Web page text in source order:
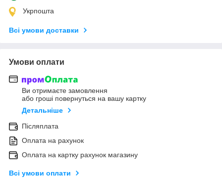
Укрпошта
Всі умови доставки
Умови оплати
Ви отримаєте замовлення
або гроші повернуться на вашу картку
Детальніше
Післяплата
Оплата на рахунок
Оплата на картку рахунок магазину
Всі умови оплати